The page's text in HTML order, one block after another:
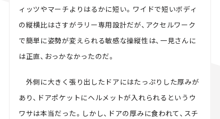
ィッツやマーチよりはるかに短い。ワイドで短いボディ
の縦横比はさすがラリー専用設計だが、アクセルワーク
で簡単に姿勢が変えられる敏感な操縦性は、一見さんに
は正直、おっかなかったのだ。
外側に大きく張り出したドアにはたっぷりした厚みが
あり、ドアポケットにヘルメットが入れられるというウ
ワサは本当だった。しかし、ドアの厚みに食われて、スチ